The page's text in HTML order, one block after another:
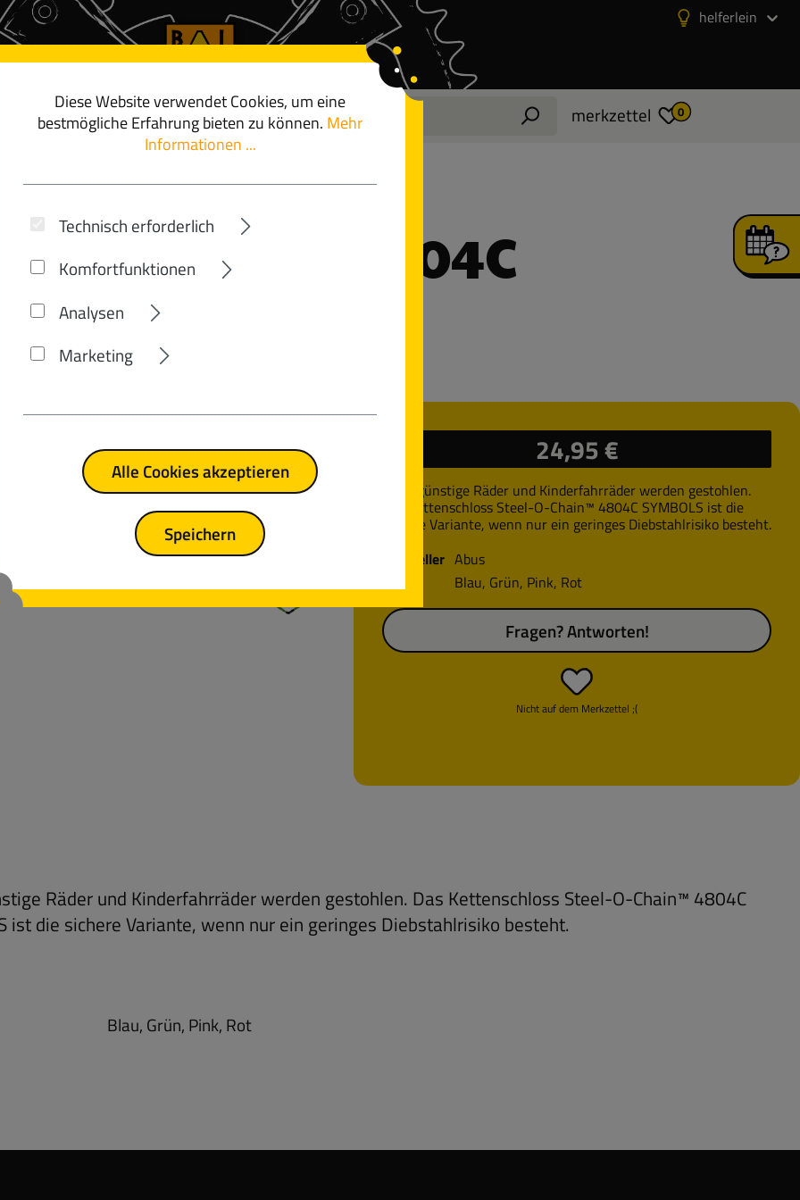
helferlein
angebote merkzettel 0
O-CHAIN™ 4804C
24,95 €
Auch günstige Räder und Kinderfahrräder werden gestohlen.
Das Kettenschloss Steel-O-Chain™ 4804C SYMBOLS ist die
sichere Variante, wenn nur ein geringes Diebstahlrisiko besteht.
Hersteller Abus
Blau, Grün, Pink, Rot
Nicht auf dem Merkzettel ;(
Fragen? Antworten!
Räder und Kinderfahrräder werden gestohlen. Das Kettenschloss Steel-O-Chain™ 4804C
ist die sichere Variante, wenn nur ein geringes Diebstahlrisiko besteht.
Blau, Grün, Pink, Rot
Diese Website verwendet Cookies, um eine
bestmögliche Erfahrung bieten zu können. Mehr
Informationen ...
Technisch erforderlich
Komfortfunktionen
Analysen
Marketing
Alle Cookies akzeptieren
Speichern